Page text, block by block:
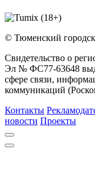
© Тюменский
Свидетельство о
Эл № ФС77-63648
сфере связи,
коммуникаций
Контакты
новости Проекты